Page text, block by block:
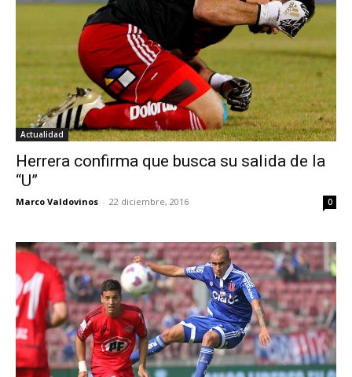
Actualidad
Herrera confirma que busca su salida de la
“U”
Marco Valdovinos - 22 diciembre, 2016 0